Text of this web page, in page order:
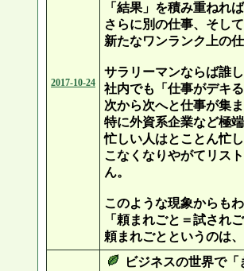
2017-10-24
「結果」を積み重ねれ
さらに別の仕事、そし
新たなワンランク上の
サラリーマンならば誰
社内でも「仕事がデキ
次から次へと仕事が集
特に外資系企業など極
忙しい人はとことん忙
こなくなりやがてリス
ん。
このような現象からも
「頼まれごと＝試され
頼まれごとというのは
ビジネスの世界で